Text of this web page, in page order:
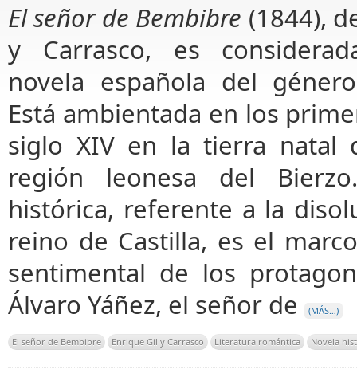
El señor de Bembibre (1844),
y Carrasco, es
novela española del
Está ambientada en los
siglo XIV en la tierra natal
región leonesa del
histórica, referente a la
reino de Castilla, es el
sentimental de los
Álvaro Yáñez, el señor de
(MÁS…)
El señor de Bembibre Enrique Gil y Carrasco Literatura romántica Novela